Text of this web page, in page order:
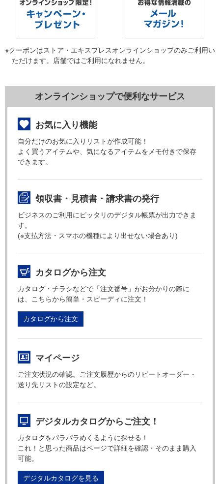
※クーポンはストア・エキスプレスオンラインショップのみご利用い
ただけます。店舗ではご利用になれません。
オンラインショップで便利なサービス
お気に入り機能
自分だけのお気に入りリストが作成可能！
よく買うアイテムや、気になるアイテムをメモ付きで保存
できます。
領収書・見積書・請求書の発行
ビジネスのご利用にピッタリのデジタル帳票が出力できま
す。
(※支払方法・スマホの機種により出せない場合あり)
カタログから注文
カタログ・チラシなどで「注文番号」がお分かりの際に
は、こちらから簡単・スピーディに注文！
カタログから注文
マイページ
ご注文状況の確認。ご注文履歴からのリピートオーダー・
送り先リストの設定など。
デジタルカタログからご注文！
カタログをパラパラめくるように探せる！
これ！と思った商品はページで詳細を確認・そのまま購入
可能。
デジタルカタログを見る